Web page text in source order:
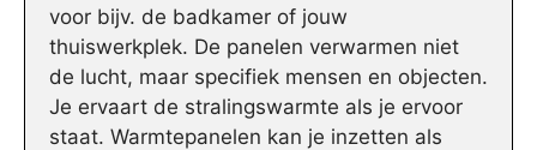
voor bijv. de badkamer of jouw
thuiswerkplek. De panelen verwarmen niet
de lucht, maar specifiek mensen en objecten.
Je ervaart de stralingswarmte als je ervoor
staat. Warmtepanelen kan je inzetten als